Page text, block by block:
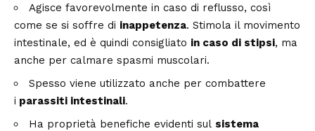
Agisce favorevolmente in caso di reflusso, così
come se si soffre di inappetenza. Stimola il movimento
intestinale, ed è quindi consigliato in caso di stipsi, ma
anche per calmare spasmi muscolari.
Spesso viene utilizzato anche per combattere
i parassiti intestinali.
Ha proprietà benefiche evidenti sul sistema